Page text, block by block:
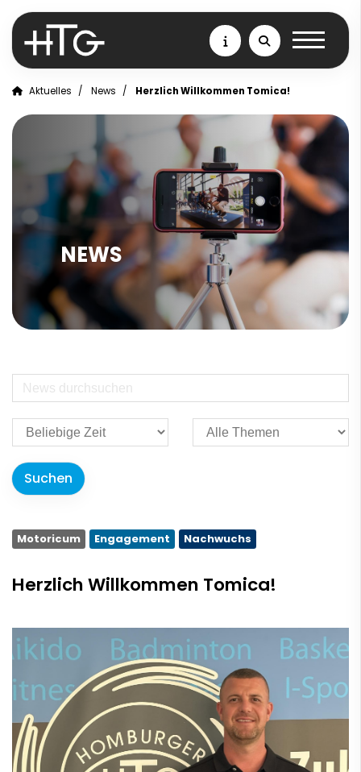
Aktuelles News Herzlich Willkommen Tomica!
NEWS
Motoricum Engagement Nachwuchs
Herzlich Willkommen Tomica!